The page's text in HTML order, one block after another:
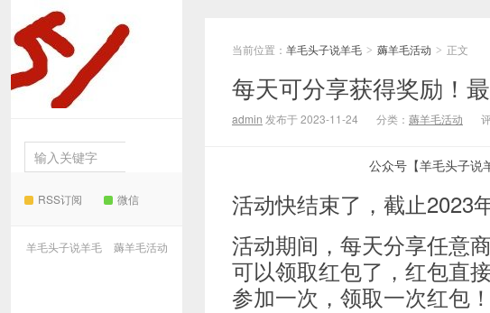
RSS订阅 微信
羊毛头子说羊毛 薅羊毛活动
当前位置： 羊毛头子说羊毛 > 薅羊毛活动 > 正文
每天可分享获得奖励！
admin 发布于 2023-11-24 分类： 薅羊毛活动
公众号【羊毛头子说
活动快结束了，截止2023
活动期间，每天分享任意
可以领取红包了，红包直
参加一次，领取一次红包！